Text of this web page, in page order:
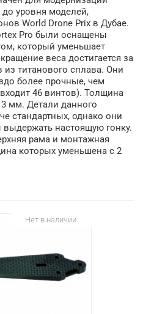
до уровня моделей,
World Drone Prix в Дубае.
Pro были оснащены
который уменьшает
веса достигается за
титанового сплава. Они
более прочные, чем
46 винтов). Толщина
мм. Детали данного
стандартных, однако они
настоящую гонку.
рама и монтажная
которых уменьшена с 2
Нет в наличии